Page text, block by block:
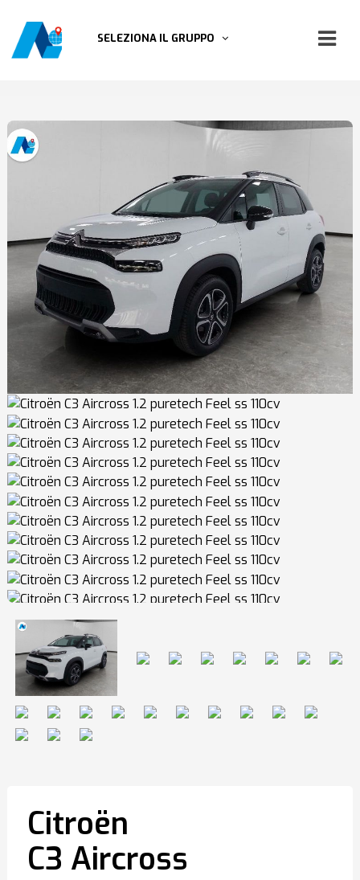
SELEZIONA IL GRUPPO
Citroën
C3 Aircross